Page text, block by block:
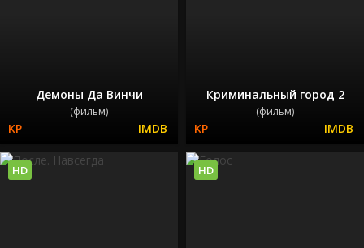
Демоны Да Винчи
(фильм)
Криминальный город 2
(фильм)
HD HD